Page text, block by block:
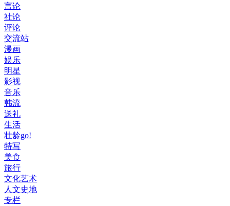
言论
社论
评论
交流站
漫画
娱乐
明星
影视
音乐
韩流
送礼
生活
壮龄go!
特写
美食
旅行
文化艺术
人文史地
专栏